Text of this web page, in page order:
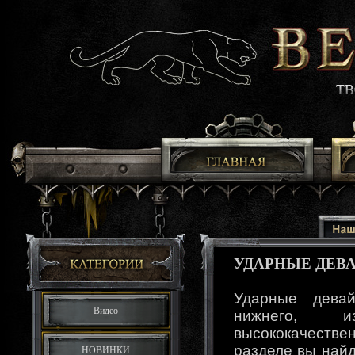
Видео
НОВИНКИ
УДАРНЫЕ
Ударные
нижнего,
разделе вы